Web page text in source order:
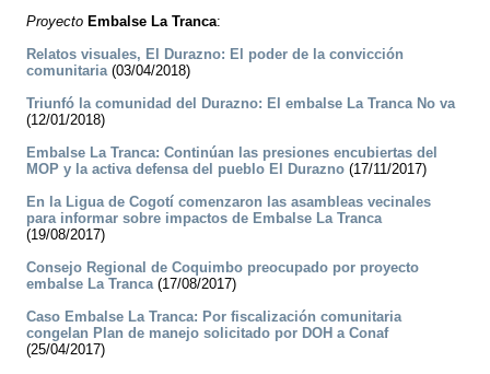
Proyecto Embalse La Tranca:
Relatos visuales, El Durazno: El poder de la convicción
comunitaria(03/04/2018)
Triunfó la comunidad del Durazno: El embalse La Tranca No va
(12/01/2018)
Embalse La Tranca: Continúan las presiones encubiertas del
MOP y la activa defensa del pueblo El Durazno (17/11/2017)
En la Ligua de Cogotí comenzaron las asambleas vecinales
para informar sobre impactos de Embalse La Tranca
(19/08/2017)
Consejo Regional de Coquimbo preocupado por proyecto
embalse La Tranca(17/08/2017)
Caso Embalse La Tranca: Por fiscalización comunitaria
congelan Plan de manejo solicitado por DOH a Conaf
(25/04/2017)